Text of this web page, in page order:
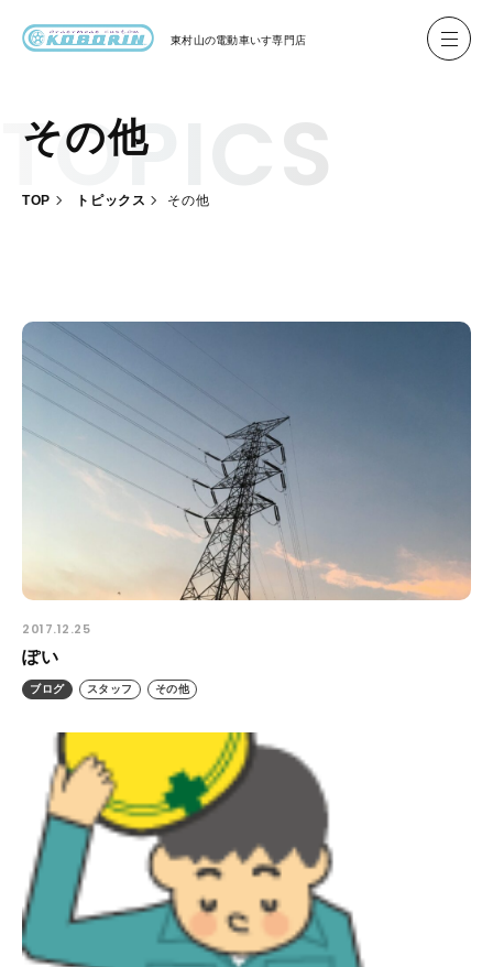
東村山の電動車いす専門店
ブリッジ BRIDGE TR
会社概要
お問い合わせ
プライバシーポリシー
ALL
ニュース
ブログ
ユーザーコラム
フォームから お問い合わせする
042-391-3328
営業時間
平日10：00 - 18：00
（土曜・日曜・祝日除く）
その他
TOP トピックス その他
2017.12.25
ぽい
ブログ スタッフ その他